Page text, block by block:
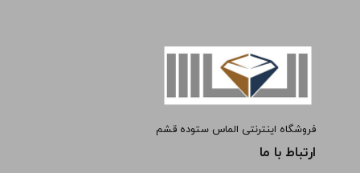
فروشگاه اینترنتی الماس ستوده قشم
ارتباط با ما